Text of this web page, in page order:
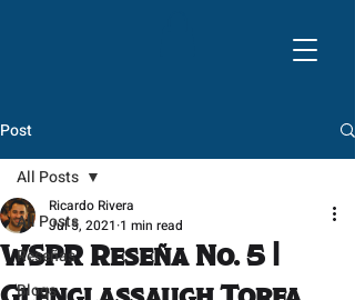
Post
All Posts
Reseñas
Blogs
All Posts
WSPR Reseña No. 5 |
Ricardo Rivera
Jul 5, 2021 1 min read